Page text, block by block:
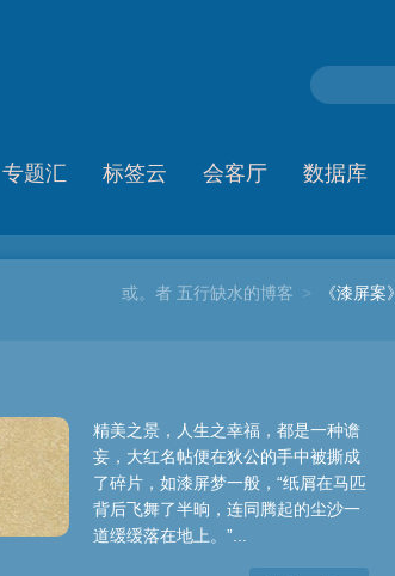
专题汇 标签云 会客厅 数据库
或。者 五行缺水的博客 > 《漆屏案》
精美之景，人生之幸福，都是一种谵
妄，大红名帖便在狄公的手中被撕成
了碎片，如漆屏梦一般，“纸屑在马匹
背后飞舞了半晌，连同腾起的尘沙一
道缓缓落在地上。”...